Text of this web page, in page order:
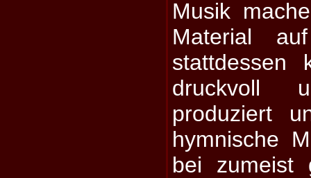
Musik
Material
stattdessen
druckvoll
produziert
hymnische
bei zumeist